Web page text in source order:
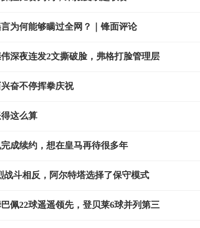
为何能够瞒过全网？｜锋面评论
深夜连发2文撕破脸，弗格打脸管理层
奋不停挥拳庆祝
这么算
成续约，想在皇马再待很多年
战斗相反，阿尔特塔选择了保守模式
佩22球遥遥领先，登贝莱6球并列第三